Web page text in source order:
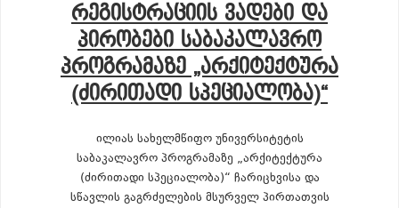
ᲠᲔᲒᲘᲡᲢᲠᲐᲪᲘᲘᲡ ᲕᲐᲓᲔᲑᲘ ᲓᲐ
ᲞᲘᲠᲝᲑᲔᲑᲘ ᲡᲐᲑᲐᲙᲐᲚᲐᲕᲠᲝ
ᲞᲠᲝᲒᲠᲐᲛᲐᲖᲔ „ᲐᲠᲥᲘᲢᲔᲥᲢᲣᲠᲐ
(ᲫᲘᲠᲘᲗᲐᲓᲘ ᲡᲞᲔᲪᲘᲐᲚᲝᲑᲐ)“
ილიას სახელმწიფო უნივერსიტეტის
საბაკალავრო პროგრამაზე „არქიტექტურა
(ძირითადი სპეციალობა)“ ჩარიცხვისა და
სწავლის გაგრძელების მსურველ პირთათვის